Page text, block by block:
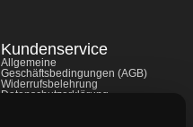
Kundenservice
Allgemeine
Geschäftsbedingungen (AGB)
Widerrufsbelehrung
Datenschutzerklärung